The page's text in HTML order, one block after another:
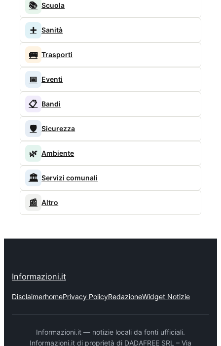
📚 Scuola
➕ Sanità
🚌 Trasporti
📅 Eventi
📋 Bandi
🛡️ Sicurezza
🌿 Ambiente
🏛️ Servizi comunali
📰 Altro
Informazioni.it
DisclaimerhomePrivacy PolicyRedazioneWidget Notizie
Informazioni.it — notizie locali da fonti ufficiali.
Informazioni.it di proprietà di DADAFREE SRL – Via